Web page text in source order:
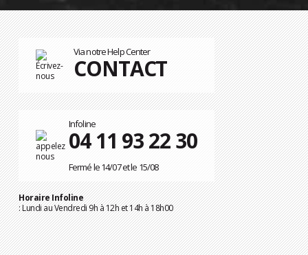
Via notre Help Center
CONTACT
Infoline
04 11 93 22 30
Fermé le 14/07 et le 15/08
Horaire Infoline
: Lundi au Vendredi 9h à 12h et 14h à 18h00